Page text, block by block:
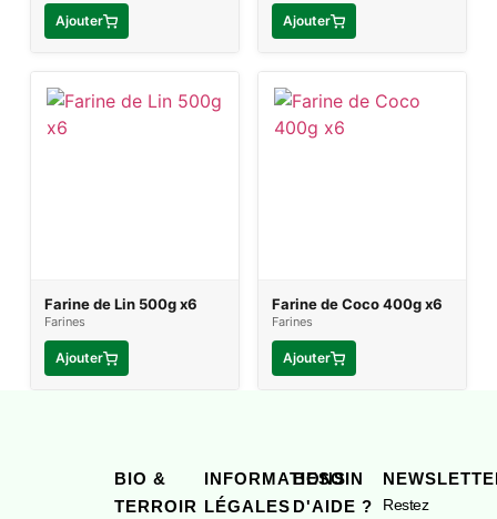
Ajouter Ajouter
Farine de Lin 500g x6
Farines
Ajouter
Farine de Coco 400g x6
Farines
Ajouter
BIO &
TERROIR
INFORMATIONS
LÉGALES
BESOIN
D'AIDE ?
Restez